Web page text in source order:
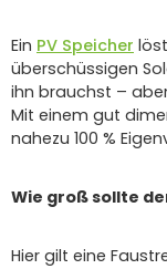
Ein PV Speicher
überschüssigen
ihn brauchst –
Mit einem gut
nahezu 100 %
Wie groß sollte
Hier gilt eine